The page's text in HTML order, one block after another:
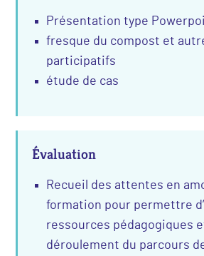
Présentation type
fresque du compost et
participatifs
étude de cas
Évaluation
Recueil des attentes en
formation pour permettre
ressources pédagogiques
déroulement du parcours